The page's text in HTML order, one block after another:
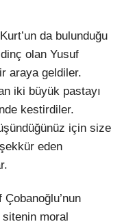
da bulunduğu
olan Yusuf
araya geldiler.
iki büyük pastayı
kestirdiler.
için size
eden
sitenin moral